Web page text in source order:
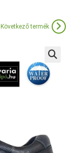
Következő termék